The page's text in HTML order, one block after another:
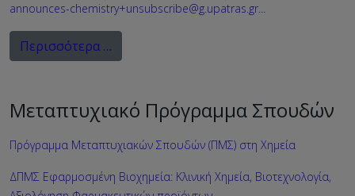
announces-chemistry+unsubscribe@g.upatras.gr...
Περισσότερα …
Μεταπτυχιακό Πρόγραμμα Σπουδών
Πρόγραμμα Μεταπτυχιακών Σπουδών (ΠΜΣ) στη Χημεία
ΔΠΜΣ Εφαρμοσμένη Βιοχημεία: Κλινική Χημεία, Βιοτεχνολογία,